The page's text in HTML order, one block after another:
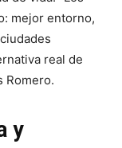
mejor entorno,
real de
Romero.
y